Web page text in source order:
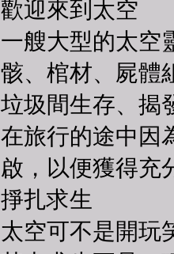
歡迎來到太空
一艘大型的太空
骸、棺材、屍體
垃圾間生存、
在旅行的途中因
啟，以便獲得充
掙扎求生
太空可不是開玩